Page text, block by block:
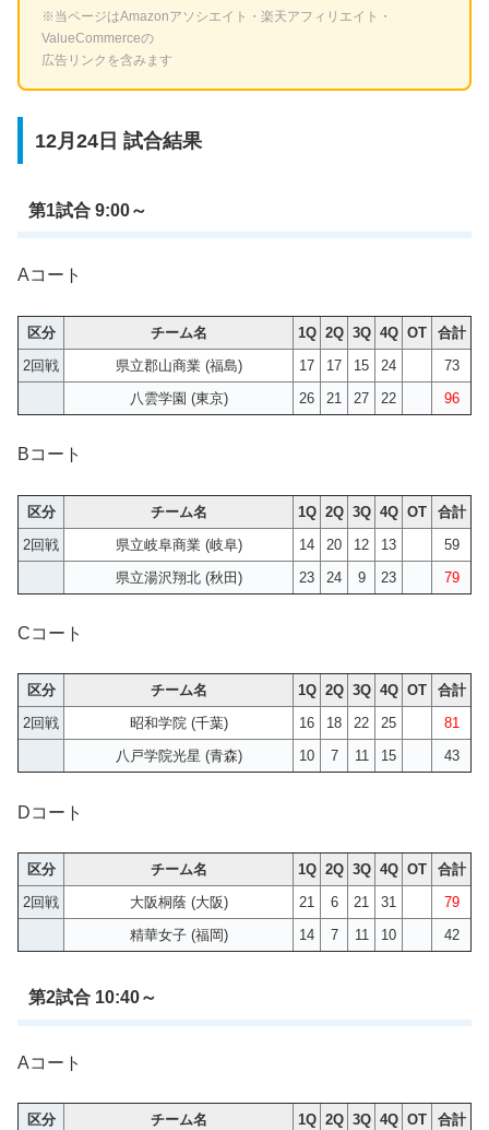
※当ページはAmazonアソシエイト・楽天アフィリエイト・
ValueCommerceの
広告リンクを含みます
12月24日 試合結果
第1試合 9:00～
Aコート
区分 チーム名 1Q 2Q 3Q 4Q OT
合計
2回戦
県立郡山商業 (福島) 17 17 15 24
73
八雲学園 (東京)
26 21 27 22 96
Bコート
区分 チーム名 1Q 2Q 3Q 4Q OT
合計
2回戦
県立岐阜商業 (岐阜) 14 20 12 13
59
県立湯沢翔北 (秋田)
23 24 9 23 79
Cコート
区分 チーム名 1Q 2Q 3Q 4Q OT
合計
2回戦
昭和学院 (千葉) 16 18 22 25
81
八戸学院光星 (青森)
10 7 11 15 43
Dコート
区分 チーム名 1Q 2Q 3Q 4Q OT
合計
2回戦
大阪桐蔭 (大阪) 21 6 21 31
79
精華女子 (福岡)
14 7 11 10 42
第2試合 10:40～
Aコート
区分 チーム名 1Q 2Q 3Q 4Q OT
合計